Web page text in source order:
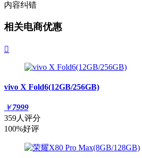
内容纠错
相关电商优惠

vivo X Fold6(12GB/256GB)
￥7999
359人评分
100%好评